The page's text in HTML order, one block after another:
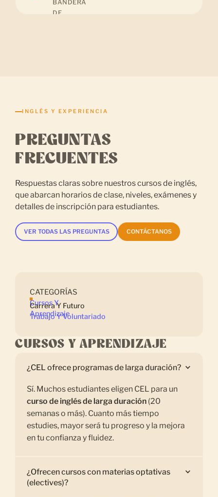
INGLÉS Y EXPERIENCIA
PREGUNTAS
FRECUENTES
Respuestas claras sobre nuestros cursos de inglés,
que abarcan horarios de clase, niveles, exámenes y
detalles de inscripción para estudiantes.
VER TODAS LAS PREGUNTAS CONTÁCTANOS
CATEGORÍAS
Cursos Y
Aprendizaje
Carrera Y Futuro
Trabajo Y Voluntariado
CURSOS Y APRENDIZAJE
¿CEL ofrece programas de larga duración?
Sí. Muchos estudiantes eligen CEL para un
curso de inglés de larga duración (20
semanas o más). Cuanto más tiempo
estudies, mayor será tu progreso y la mejora
en tu confianza y fluidez.
¿Ofrecen cursos con materias optativas
(electives)?